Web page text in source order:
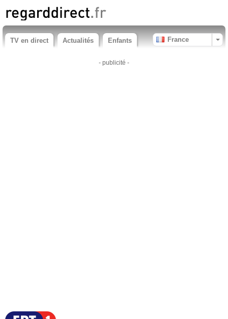
TV en direct Actualités Enfants France
- publicité -